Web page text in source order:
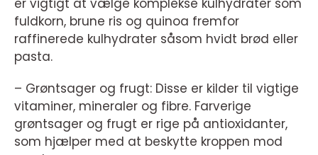
er vigtigt at vælge komplekse kulhydrater som
fuldkorn, brune ris og quinoa fremfor
raffinerede kulhydrater såsom hvidt brød eller
pasta.
– Grøntsager og frugt: Disse er kilder til vigtige
vitaminer, mineraler og fibre. Farverige
grøntsager og frugt er rige på antioxidanter,
som hjælper med at beskytte kroppen mod